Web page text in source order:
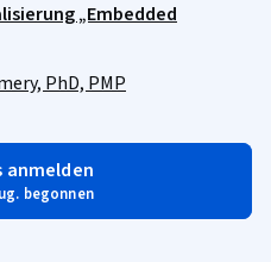
„Embedded
PhD, PMP
anmelden
begonnen